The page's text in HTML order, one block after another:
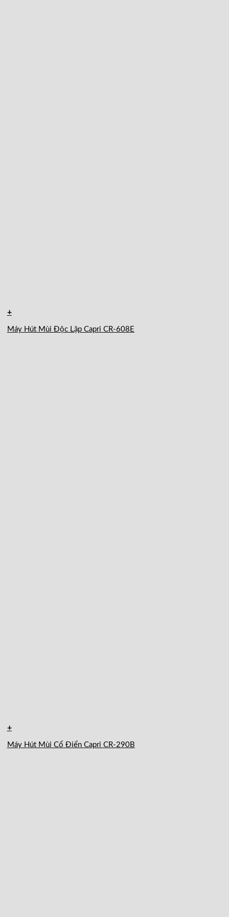
+
Máy Hút Mùi Độc Lập Capri CR-608E
+
Máy Hút Mùi Cổ Điển Capri CR-290B